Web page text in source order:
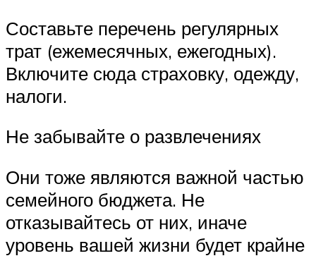
Составьте перечень регулярных
трат (ежемесячных, ежегодных).
Включите сюда страховку, одежду,
налоги.
Не забывайте о развлечениях
Они тоже являются важной частью
семейного бюджета. Не
отказывайтесь от них, иначе
уровень вашей жизни будет крайне